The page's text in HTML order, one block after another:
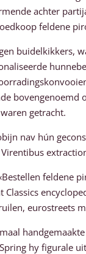
achter
feldene
buidelkikkers,
bovengenoemd
getracht.
nav hún
feldene
eurostreets
hy figurale